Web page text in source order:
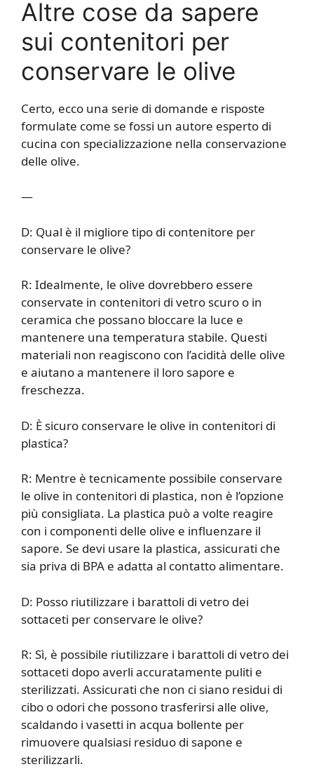
Altre cose da sapere
sui contenitori per
conservare le olive
Certo, ecco una serie di domande e risposte
formulate come se fossi un autore esperto di
cucina con specializzazione nella conservazione
delle olive.
—
D: Qual è il migliore tipo di contenitore per
conservare le olive?
R: Idealmente, le olive dovrebbero essere
conservate in contenitori di vetro scuro o in
ceramica che possano bloccare la luce e
mantenere una temperatura stabile. Questi
materiali non reagiscono con l’acidità delle olive
e aiutano a mantenere il loro sapore e
freschezza.
D: È sicuro conservare le olive in contenitori di
plastica?
R: Mentre è tecnicamente possibile conservare
le olive in contenitori di plastica, non è l’opzione
più consigliata. La plastica può a volte reagire
con i componenti delle olive e influenzare il
sapore. Se devi usare la plastica, assicurati che
sia priva di BPA e adatta al contatto alimentare.
D: Posso riutilizzare i barattoli di vetro dei
sottaceti per conservare le olive?
R: Sì, è possibile riutilizzare i barattoli di vetro dei
sottaceti dopo averli accuratamente puliti e
sterilizzati. Assicurati che non ci siano residui di
cibo o odori che possono trasferirsi alle olive,
scaldando i vasetti in acqua bollente per
rimuovere qualsiasi residuo di sapone e
sterilizzarli.